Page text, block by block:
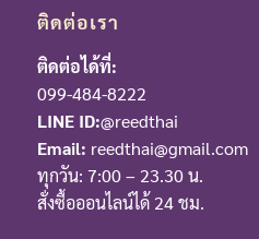
ติดต่อเรา
ติดต่อได้ที่:
099-484-8222
LINE ID:@reedthai
Email: reedthai@gmail.com
ทุกวัน: 7:00 – 23.30 น.
สั่งซื้อออนไลน์ได้ 24 ชม.